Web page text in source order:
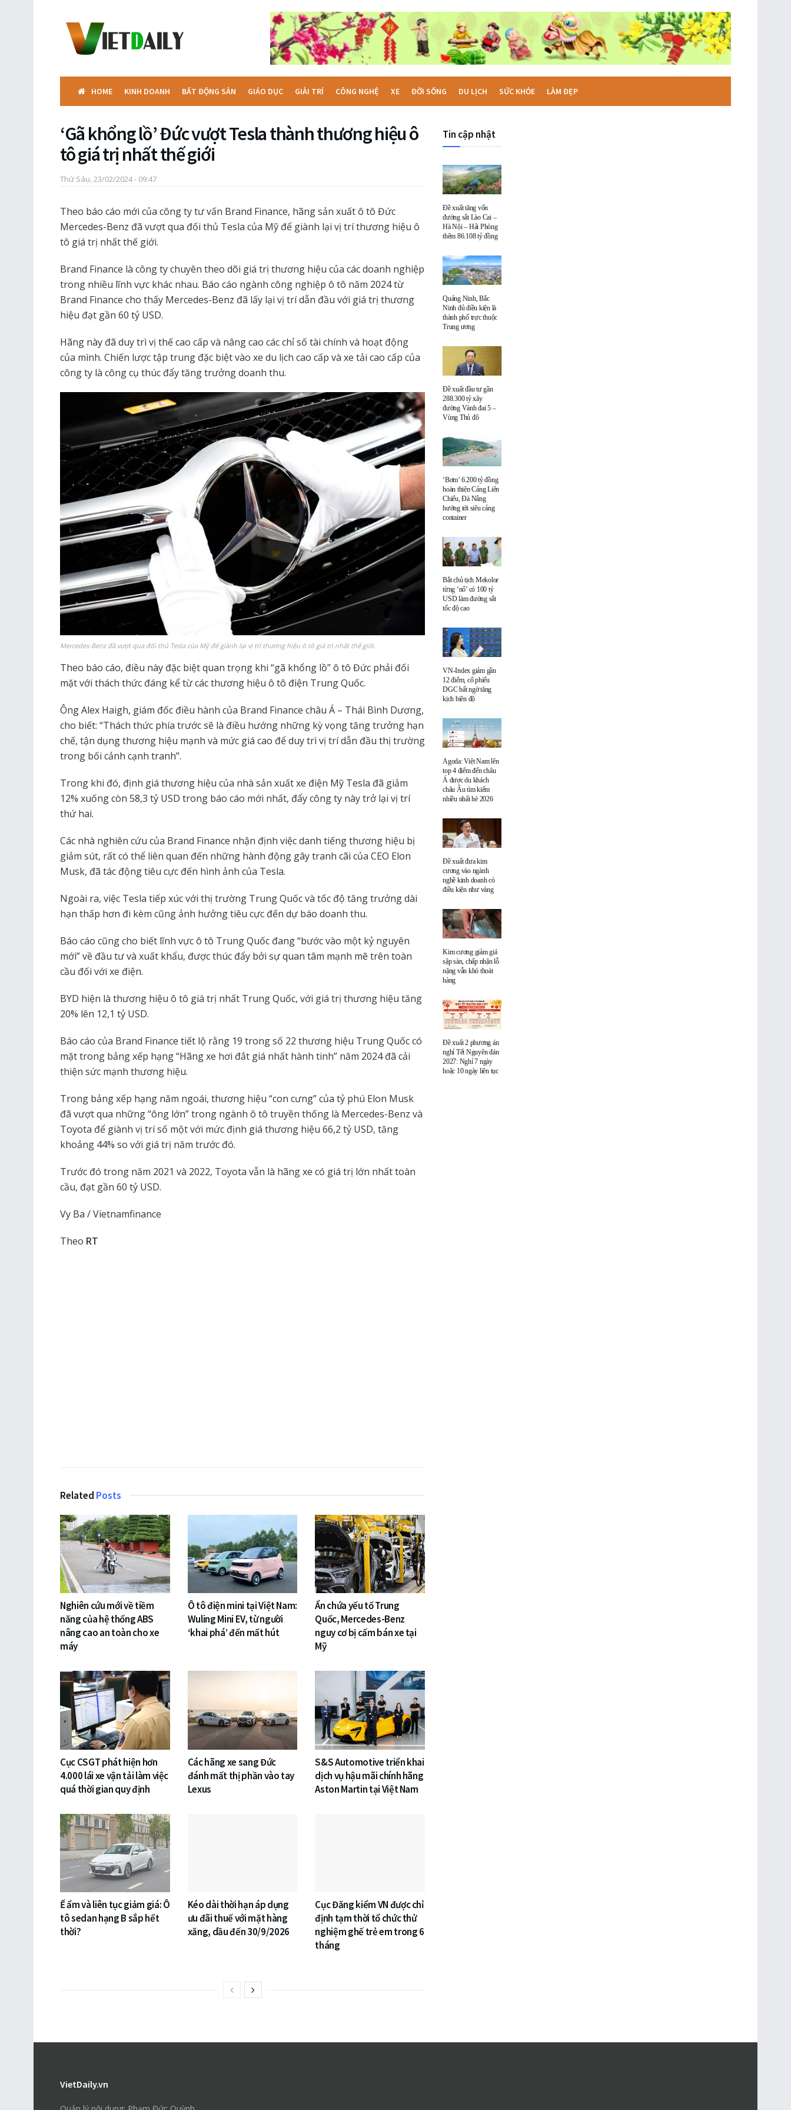
HOME KINH DOANH BẤT ĐỘNG SẢN GIÁO DỤC GIẢI TRÍ CÔNG NGHỆ XE ĐỜI SỐNG DU LỊCH SỨC KHỎE LÀM ĐẸP
‘Gã khổng lồ’ Đức vượt Tesla thành thương hiệu ô
tô giá trị nhất thế giới
Thứ Sáu, 23/02/2024 - 09:47
Theo báo cáo mới của công ty tư vấn Brand Finance, hãng sản xuất ô tô Đức
Mercedes-Benz đã vượt qua đối thủ Tesla của Mỹ để giành lại vị trí thương hiệu ô
tô giá trị nhất thế giới.
Brand Finance là công ty chuyên theo dõi giá trị thương hiệu của các doanh nghiệp
trong nhiều lĩnh vực khác nhau. Báo cáo ngành công nghiệp ô tô năm 2024 từ
Brand Finance cho thấy Mercedes-Benz đã lấy lại vị trí dẫn đầu với giá trị thương
hiệu đạt gần 60 tỷ USD.
Hãng này đã duy trì vị thế cao cấp và nâng cao các chỉ số tài chính và hoạt động
của mình. Chiến lược tập trung đặc biệt vào xe du lịch cao cấp và xe tải cao cấp của
công ty là công cụ thúc đẩy tăng trưởng doanh thu.
Mercedes-Benz đã vượt qua đối thủ Tesla của Mỹ để giành lại vị trí thương hiệu ô tô giá trị nhất thế giới.
Theo báo cáo, điều này đặc biệt quan trọng khi “gã khổng lồ” ô tô Đức phải đối
mặt với thách thức đáng kể từ các thương hiệu ô tô điện Trung Quốc.
Ông Alex Haigh, giám đốc điều hành của Brand Finance châu Á – Thái Bình Dương,
cho biết: “Thách thức phía trước sẽ là điều hướng những kỳ vọng tăng trưởng hạn
chế, tận dụng thương hiệu mạnh và mức giá cao để duy trì vị trí dẫn đầu thị trường
trong bối cảnh cạnh tranh”.
Trong khi đó, định giá thương hiệu của nhà sản xuất xe điện Mỹ Tesla đã giảm
12% xuống còn 58,3 tỷ USD trong báo cáo mới nhất, đẩy công ty này trở lại vị trí
thứ hai.
Các nhà nghiên cứu của Brand Finance nhận định việc danh tiếng thương hiệu bị
giảm sút, rất có thể liên quan đến những hành động gây tranh cãi của CEO Elon
Musk, đã tác động tiêu cực đến hình ảnh của Tesla.
Ngoài ra, việc Tesla tiếp xúc với thị trường Trung Quốc và tốc độ tăng trưởng dài
hạn thấp hơn đi kèm cũng ảnh hưởng tiêu cực đến dự báo doanh thu.
Báo cáo cũng cho biết lĩnh vực ô tô Trung Quốc đang “bước vào một kỷ nguyên
mới” về đầu tư và xuất khẩu, được thúc đẩy bởi sự quan tâm mạnh mẽ trên toàn
cầu đối với xe điện.
BYD hiện là thương hiệu ô tô giá trị nhất Trung Quốc, với giá trị thương hiệu tăng
20% ​​lên 12,1 tỷ USD.
Báo cáo của Brand Finance tiết lộ rằng 19 trong số 22 thương hiệu Trung Quốc có
mặt trong bảng xếp hạng “Hãng xe hơi đắt giá nhất hành tinh” năm 2024 đã cải
thiện sức mạnh thương hiệu.
Trong bảng xếp hạng năm ngoái, thương hiệu “con cưng” của tỷ phú Elon Musk
đã vượt qua những “ông lớn” trong ngành ô tô truyền thống là Mercedes-Benz và
Toyota để giành vị trí số một với mức định giá thương hiệu 66,2 tỷ USD, tăng
khoảng 44% so với giá trị năm trước đó.
Trước đó trong năm 2021 và 2022, Toyota vẫn là hãng xe có giá trị lớn nhất toàn
cầu, đạt gần 60 tỷ USD.
Vy Ba / Vietnamfinance
Theo RT
Related Posts
Nghiên cứu mới về tiềm
năng của hệ thống ABS
nâng cao an toàn cho xe
máy
Ô tô điện mini tại Việt Nam:
Wuling Mini EV, từ người
‘khai phá’ đến mất hút
Ẩn chứa yếu tố Trung
Quốc, Mercedes-Benz
nguy cơ bị cấm bán xe tại
Mỹ
Cục CSGT phát hiện hơn
4.000 lái xe vận tải làm việc
quá thời gian quy định
Các hãng xe sang Đức
đánh mất thị phần vào tay
Lexus
S&S Automotive triển khai
dịch vụ hậu mãi chính hãng
Aston Martin tại Việt Nam
Ế ẩm và liên tục giảm giá: Ô
tô sedan hạng B sắp hết
thời?
Kéo dài thời hạn áp dụng
ưu đãi thuế với mặt hàng
xăng, dầu đến 30/9/2026
Cục Đăng kiểm VN được chỉ
định tạm thời tổ chức thử
nghiệm ghế trẻ em trong 6
tháng
Tin cập nhật
Đề xuất tăng vốn
đường sắt Lào Cai –
Hà Nội – Hải Phòng
thêm 86.108 tỷ đồng
Quảng Ninh, Bắc
Ninh đủ điều kiện là
thành phố trực thuộc
Trung ương
Đề xuất đầu tư gần
288.300 tỷ xây
đường Vành đai 5 –
Vùng Thủ đô
‘Bơm’ 6.200 tỷ đồng
hoàn thiện Cảng Liên
Chiểu, Đà Nẵng
hướng tới siêu cảng
container
Bắt chủ tịch Mekolor
từng ‘nổ’ có 100 tỷ
USD làm đường sắt
tốc độ cao
VN-Index giảm gần
12 điểm, cổ phiếu
DGC bất ngờ tăng
kịch biên độ
Agoda: Việt Nam lên
top 4 điểm đến châu
Á được du khách
châu Âu tìm kiếm
nhiều nhất hè 2026
Đề xuất đưa kim
cương vào ngành
nghề kinh doanh có
điều kiện như vàng
Kim cương giảm giá
sập sàn, chấp nhận lỗ
nặng vẫn khó thoát
hàng
Đề xuất 2 phương án
nghỉ Tết Nguyên đán
2027: Nghỉ 7 ngày
hoặc 10 ngày liên tục
VietDaily.vn